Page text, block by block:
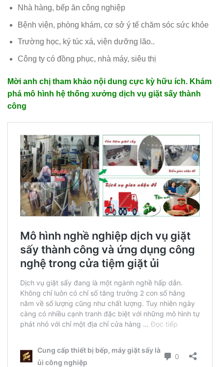
Nhà hàng, bếp ăn công nghiệp
Bệnh viện, phòng khám, cơ sở ý tế chăm sóc sức khỏe
Trường học, ký túc xá, viện dưỡng lão..
Công ty có đồng phục, nhà máy, siêu thị
Mời anh chị tham khảo nội dung cực kỳ hữu ích. Khám
phá mô hình hệ thống xưởng dịch vụ giặt sấy thành
công